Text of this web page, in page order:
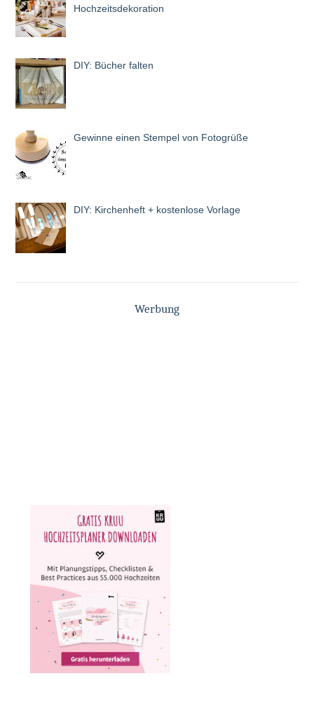
Hochzeitsdekoration
DIY: Bücher falten
Gewinne einen Stempel von Fotogrüße
DIY: Kirchenheft + kostenlose Vorlage
Werbung